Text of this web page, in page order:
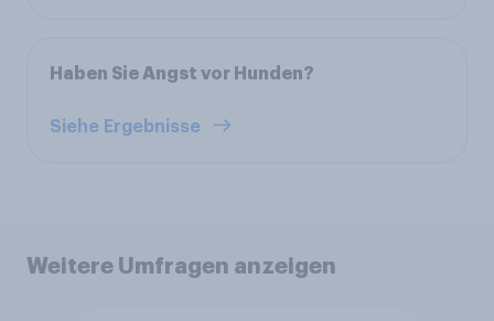
Haben Sie Angst vor Hunden?
Siehe Ergebnisse
Weitere Umfragen anzeigen